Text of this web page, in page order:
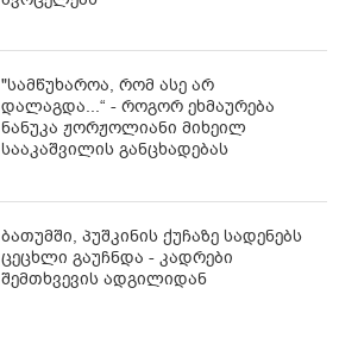
"სამწუხაროა, რომ ასე არ
დალაგდა...“ - როგორ ეხმაურება
ნანუკა ჟორჟოლიანი მიხეილ
სააკაშვილის განცხადებას
ბათუმში, პუშკინის ქუჩაზე სადენებს
ცეცხლი გაუჩნდა - კადრები
შემთხვევის ადგილიდან